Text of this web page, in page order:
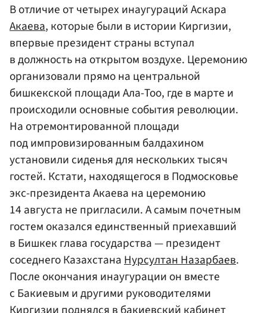
В отличие от четырех инаугураций Аскара
Акаева, которые были в истории Киргизии,
впервые президент страны вступал
в должность на открытом воздухе. Церемонию
организовали прямо на центральной
бишкекской площади Ала-Тоо, где в марте и
происходили основные события революции.
На отремонтированной площади
под импровизированным балдахином
установили сиденья для нескольких тысяч
гостей. Кстати, находящегося в Подмосковье
экс-президента Акаева на церемонию
14 августа не пригласили. А самым почетным
гостем оказался единственный приехавший
в Бишкек глава государства — президент
соседнего Казахстана Нурсултан Назарбаев.
После окончания инаугурации он вместе
с Бакиевым и другими руководителями